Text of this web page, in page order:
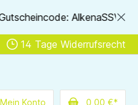
- - ❤ - - Nur im
14 Tage Widerrufsrecht
Mein Konto 0,00 €*